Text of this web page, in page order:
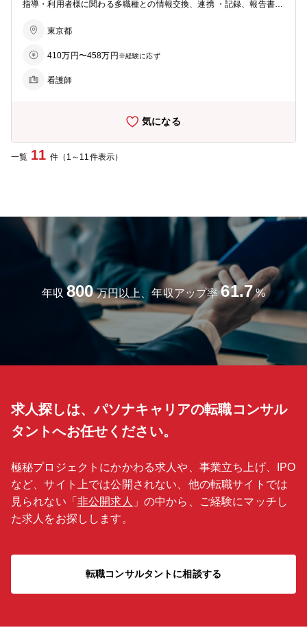
指導・利用者様に関わる多職種との情報交換、連携 ・記録、報告書の
というご利用者さまの思いを実現するため、主治医の指示のもと実施
介護指導を含めたアセスメントに基づく看護ケアを行います。病院や
せるお仕事です。 ＊研修制度の充実＊ ・入社時研修 現場さながら
いきます。 ・フォローアップ研修 入社時研修の翌月から半年間毎月
東京都
410万円〜458万円 ※経験に応ず
看護師
気になる
一覧 11 件（1～11件表示）
年収 800 万円以上、年収アップ率 61.7 %
求人探しは、パソナキャリアの転職コンサル
タントへお任せください。
極秘プロジェクトにかかわる求人や、事業立ち上げ、IPO
など、サイト上では公開されない、他の転職サイトでは
見られない「 非公開求人 」の中から、ご経験にマッチし
た求人をお探しします。
転職コンサルタントに相談する